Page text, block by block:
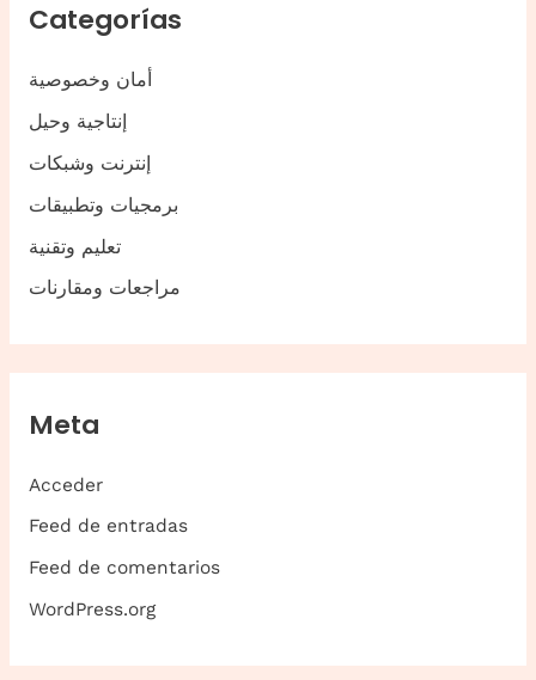
Categorías
أمان وخصوصية
إنتاجية وحيل
إنترنت وشبكات
برمجيات وتطبيقات
تعليم وتقنية
مراجعات ومقارنات
Meta
Acceder
Feed de entradas
Feed de comentarios
WordPress.org